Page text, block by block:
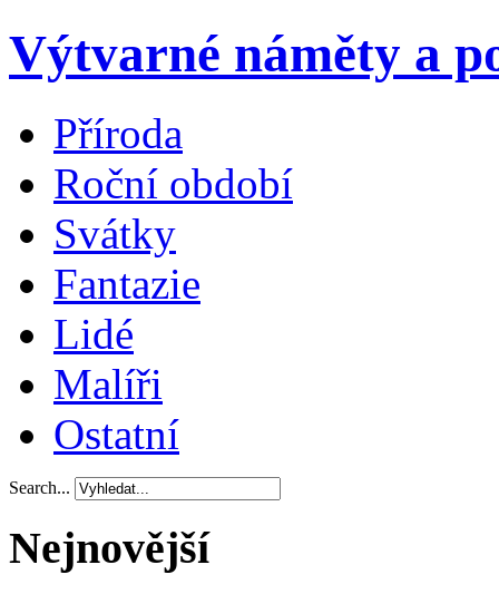
Výtvarné náměty a
Příroda
Roční období
Svátky
Fantazie
Lidé
Malíři
Ostatní
Search...
Nejnovější